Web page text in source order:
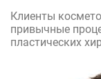
Клиенты
привычные
пластических